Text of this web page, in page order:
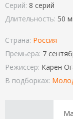
Серий: 8 серий
Длительность: 50
Страна: Россия
Премьера: 7
Режиссёр: Карен
В подборках: